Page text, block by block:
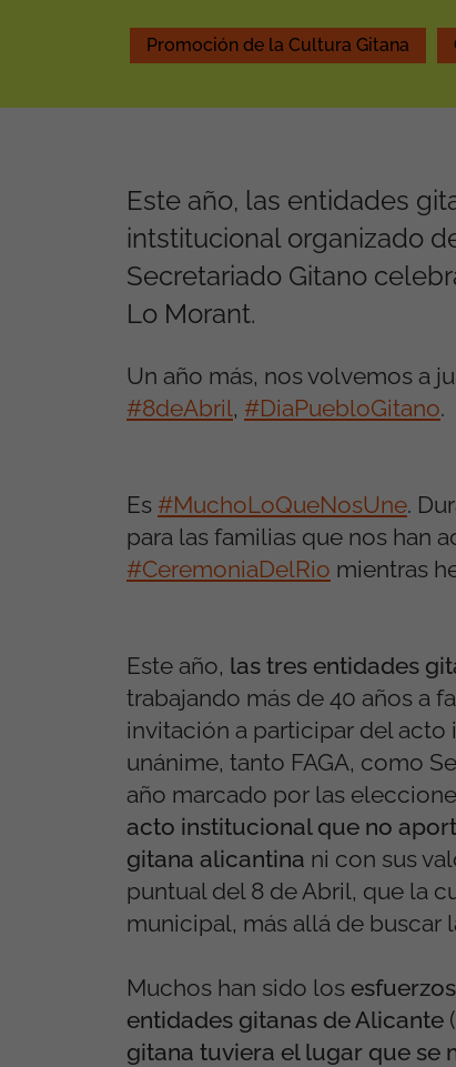
Promoción de la Cultura Gitana
Este año, las entidades
intstitucional organizado
Secretariado Gitano
Lo Morant.
Un año más, nos volvemos a
#8deAbril, #DiaPuebloGitano.
Es #MuchoLoQueNosUne.
para las familias que nos han
#CeremoniaDelRio mientras
Este año, las tres entidades
trabajando más de 40 años a
invitación a participar del acto
unánime, tanto FAGA, como
año marcado por las
acto institucional que no
gitana alicantina ni con sus
puntual del 8 de Abril, que la
municipal, más allá de buscar
Muchos han sido los
entidades gitanas de Alicante
gitana tuviera el lugar que se